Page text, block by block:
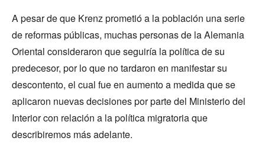
A pesar de que Krenz prometió a la población una serie
de reformas públicas, muchas personas de la Alemania
Oriental consideraron que seguiría la política de su
predecesor, por lo que no tardaron en manifestar su
descontento, el cual fue en aumento a medida que se
aplicaron nuevas decisiones por parte del Ministerio del
Interior con relación a la política migratoria que
describiremos más adelante.